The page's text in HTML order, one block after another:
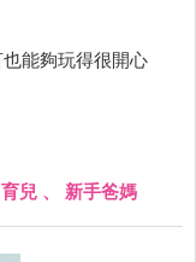
能夠玩得很開心
育兒 、 新手爸媽